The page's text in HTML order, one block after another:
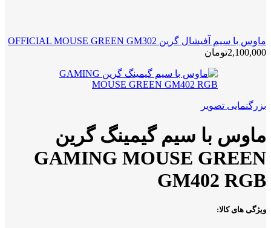
ماوس با سیم آفیشال گرین OFFICIAL MOUSE GREEN GM302
2,100,000تومان
بزرگنمایی تصویر
ماوس با سیم گیمینگ گرین
GAMING MOUSE GREEN
GM402 RGB
ویژگی های کالا: